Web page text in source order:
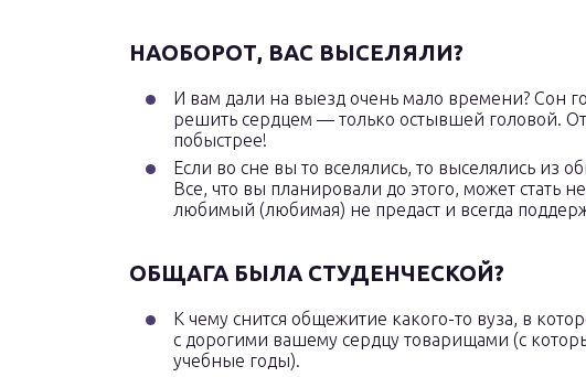
НАОБОРОТ, ВАС ВЫСЕЛЯЛИ?
И вам дали на выезд очень мало времени? Сон
решить сердцем — только остывшей головой.
побыстрее!
Если во сне вы то вселялись, то выселялись из
Все, что вы планировали до этого, может стать
любимый (любимая) не предаст и всегда
ОБЩАГА БЫЛА СТУДЕНЧЕСКОЙ?
К чему снится общежитие какого-то вуза, в
с дорогими вашему сердцу товарищами (с
учебные годы).